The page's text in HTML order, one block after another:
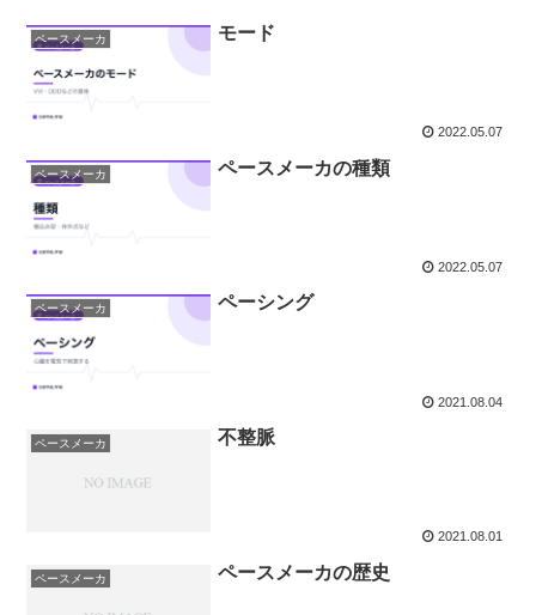
ペースメーカ モード
2022.05.07
ペースメーカ ペースメーカの種類
2022.05.07
ペースメーカ ペーシング
2021.08.04
ペースメーカ 不整脈
2021.08.01
ペースメーカ ペースメーカの歴史